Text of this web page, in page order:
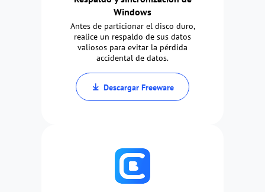
Windows
Antes de particionar el disco duro,
realice un respaldo de sus datos
valiosos para evitar la pérdida
accidental de datos.
Descargar Freeware